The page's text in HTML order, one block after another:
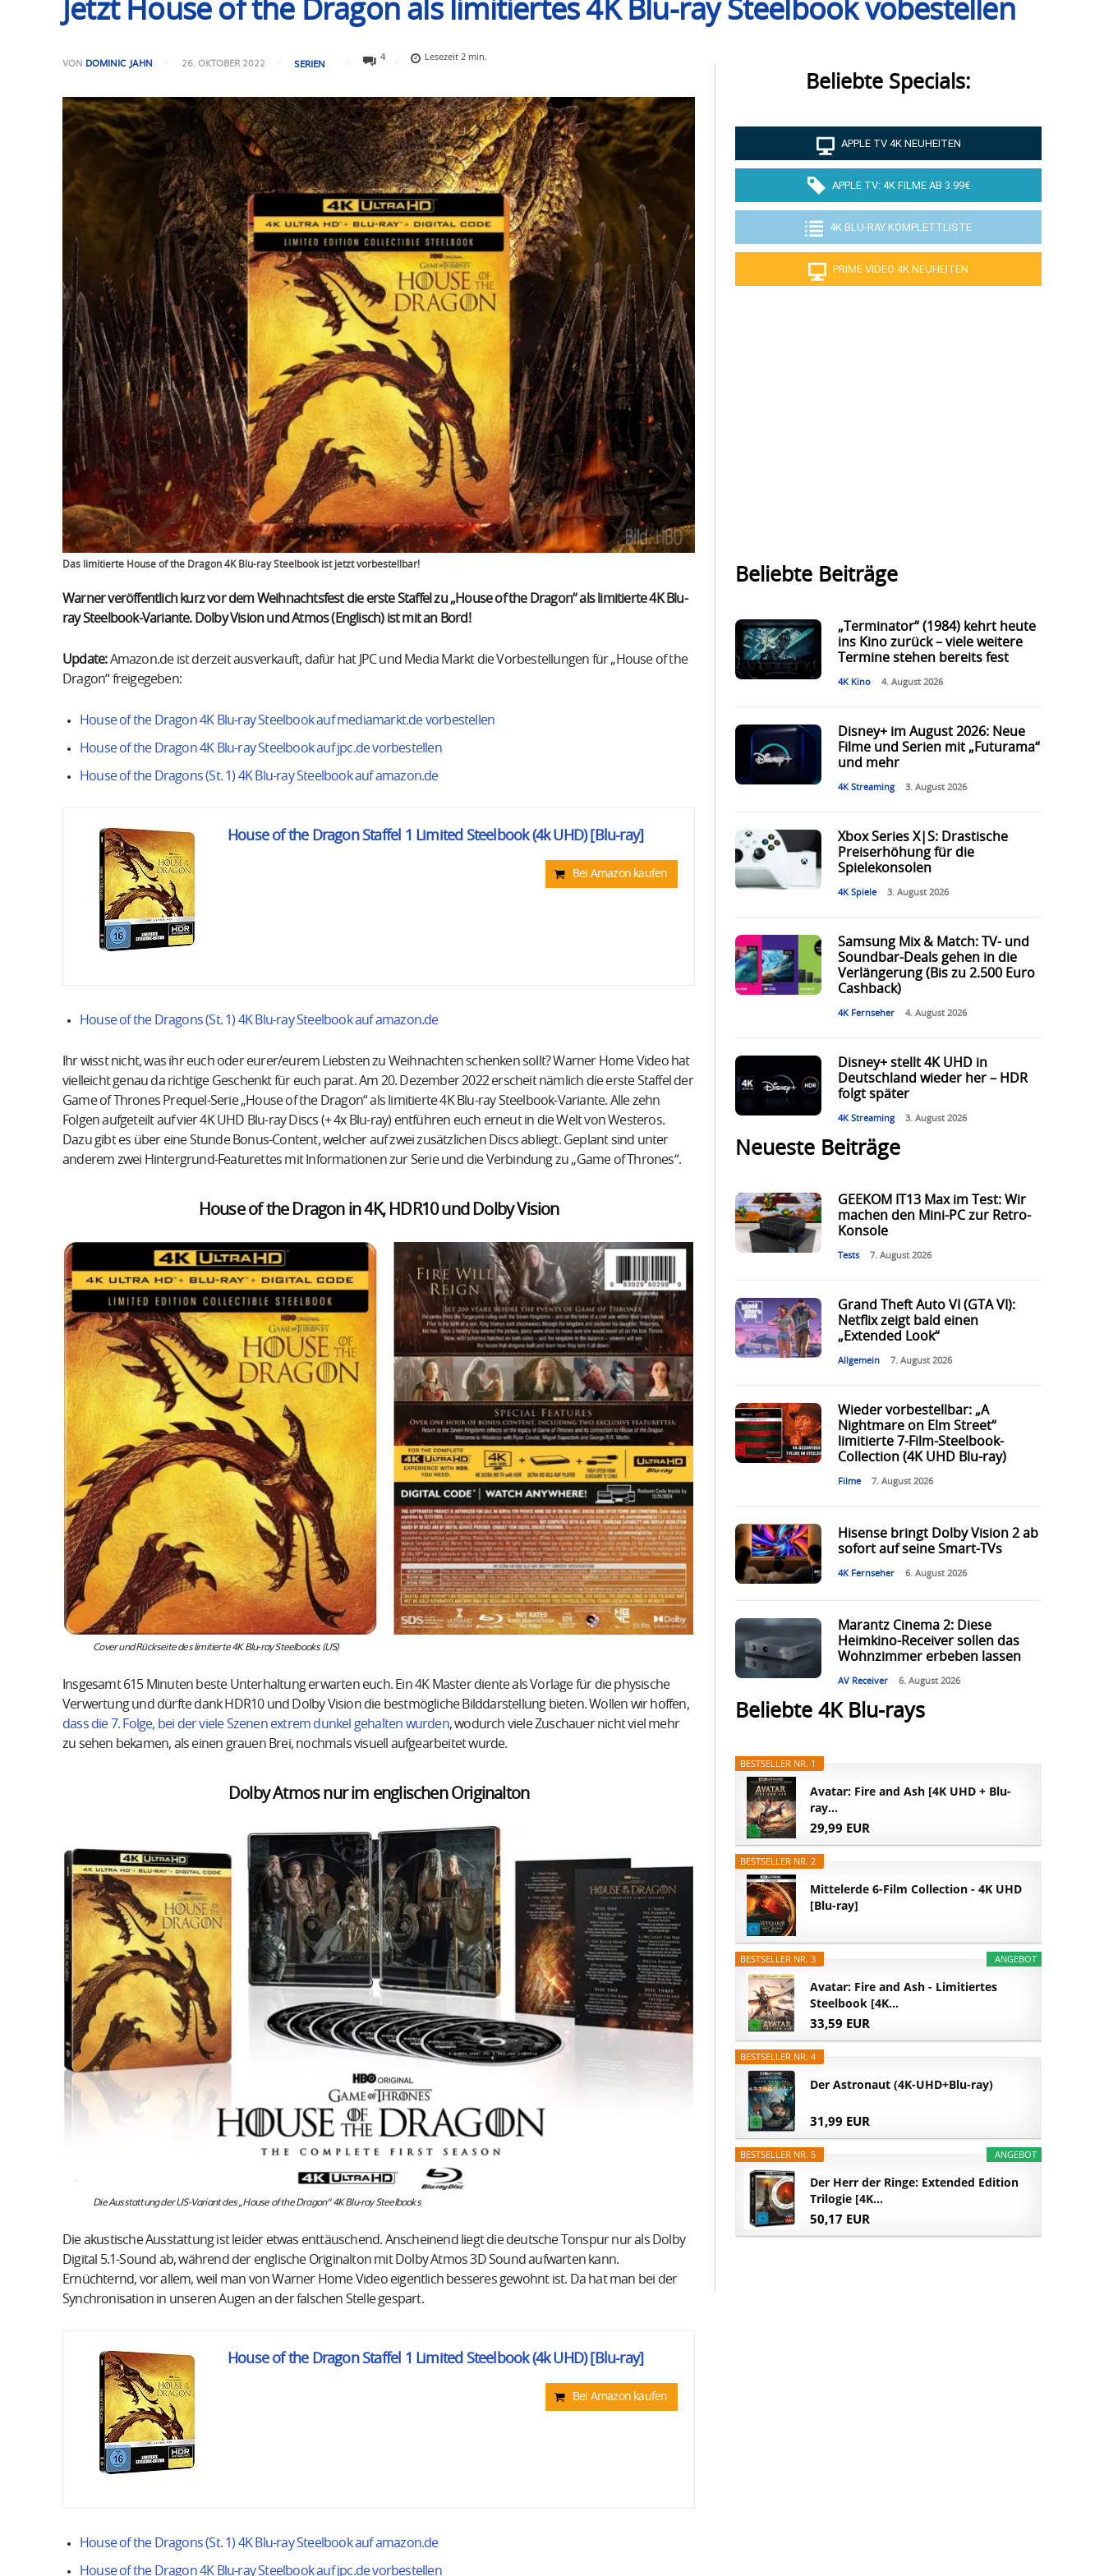
Jetzt House of the Dragon als limitiertes 4K Blu-ray Steelbook vobestellen
VON DOMINIC JAHN 26. OKTOBER 2022 SERIEN
4 Lesezeit2 min.
Das limitierte House of the Dragon 4K Blu-ray Steelbook ist jetzt vorbestellbar!
Warner veröffentlich kurz vor dem Weihnachtsfest die erste Staffel zu „House of the Dragon“ als limitierte 4K Blu-
ray Steelbook-Variante. Dolby Vision und Atmos (Englisch) ist mit an Bord!
Update:Amazon.de ist derzeit ausverkauft, dafür hat JPC und Media Markt die Vorbestellungen für „House of the
Dragon“ freigegeben:
House of the Dragon 4K Blu-ray Steelbook auf mediamarkt.de vorbestellen
House of the Dragon 4K Blu-ray Steelbook auf jpc.de vorbestellen
House of the Dragons (St. 1) 4K Blu-ray Steelbook auf amazon.de
House of the Dragon Staffel 1 Limited Steelbook (4k UHD) [Blu-ray]
Bei Amazon kaufen
House of the Dragons (St. 1) 4K Blu-ray Steelbook auf amazon.de
Ihr wisst nicht, was ihr euch oder eurer/eurem Liebsten zu Weihnachten schenken sollt? Warner Home Video hat
vielleicht genau da richtige Geschenkt für euch parat. Am 20. Dezember 2022 erscheit nämlich die erste Staffel der
Game of Thrones Prequel-Serie „House of the Dragon“ als limitierte 4K Blu-ray Steelbook-Variante. Alle zehn
Folgen aufgeteilt auf vier 4K UHD Blu-ray Discs (+ 4x Blu-ray) entführen euch erneut in die Welt von Westeros.
Dazu gibt es über eine Stunde Bonus-Content, welcher auf zwei zusätzlichen Discs abliegt. Geplant sind unter
anderem zwei Hintergrund-Featurettes mit Informationen zur Serie und die Verbindung zu „Game of Thrones“.
House of the Dragon in 4K, HDR10 und Dolby Vision
Cover und Rückseite des limitierte 4K Blu-ray Steelbooks (US)
Insgesamt 615 Minuten beste Unterhaltung erwarten euch. Ein 4K Master diente als Vorlage für die physische
Verwertung und dürfte dank HDR10 und Dolby Vision die bestmögliche Bilddarstellung bieten. Wollen wir hoffen,
dass die 7. Folge, bei der viele Szenen extrem dunkel gehalten wurden, wodurch viele Zuschauer nicht viel mehr
zu sehen bekamen, als einen grauen Brei, nochmals visuell aufgearbeitet wurde.
Dolby Atmos nur im englischen Originalton
Die Ausstattung der US-Variant des „House of the Dragon“ 4K Blu-ray Steelbooks
Die akustische Ausstattung ist leider etwas enttäuschend. Anscheinend liegt die deutsche Tonspur nur als Dolby
Digital 5.1-Sound ab, während der englische Originalton mit Dolby Atmos 3D Sound aufwarten kann.
Ernüchternd, vor allem, weil man von Warner Home Video eigentlich besseres gewohnt ist. Da hat man bei der
Synchronisation in unseren Augen an der falschen Stelle gespart.
House of the Dragon Staffel 1 Limited Steelbook (4k UHD) [Blu-ray]
Bei Amazon kaufen
House of the Dragons (St. 1) 4K Blu-ray Steelbook auf amazon.de
House of the Dragon 4K Blu-ray Steelbook auf jpc.de vorbestellen
Beliebte Specials:
APPLE TV 4K NEUHEITEN
APPLE TV: 4K FILME AB 3.99€
4K BLU-RAY KOMPLETTLISTE
PRIME VIDEO 4K NEUHEITEN
Beliebte Beiträge
„Terminator“ (1984) kehrt heute
ins Kino zurück – viele weitere
Termine stehen bereits fest
4K Kino 4. August 2026
Disney+ im August 2026: Neue
Filme und Serien mit „Futurama“
und mehr
4K Streaming 3. August 2026
Xbox Series X|S: Drastische
Preiserhöhung für die
Spielekonsolen
4K Spiele 3. August 2026
Samsung Mix & Match: TV- und
Soundbar-Deals gehen in die
Verlängerung (Bis zu 2.500 Euro
Cashback)
4K Fernseher 4. August 2026
Disney+ stellt 4K UHD in
Deutschland wieder her – HDR
folgt später
4K Streaming 3. August 2026
Neueste Beiträge
GEEKOM IT13 Max im Test: Wir
machen den Mini-PC zur Retro-
Konsole
Tests 7. August 2026
Grand Theft Auto VI (GTA VI):
Netflix zeigt bald einen
„Extended Look“
Allgemein 7. August 2026
Wieder vorbestellbar: „A
Nightmare on Elm Street“
limitierte 7-Film-Steelbook-
Collection (4K UHD Blu-ray)
Filme 7. August 2026
Hisense bringt Dolby Vision 2 ab
sofort auf seine Smart-TVs
4K Fernseher 6. August 2026
Marantz Cinema 2: Diese
Heimkino-Receiver sollen das
Wohnzimmer erbeben lassen
AV Receiver 6. August 2026
Beliebte 4K Blu-rays
BESTSELLER NR. 1
Avatar: Fire and Ash [4K UHD + Blu-
ray...
29,99 EUR
BESTSELLER NR. 2
Mittelerde 6-Film Collection - 4K UHD
[Blu-ray]
ANGEBOT
BESTSELLER NR. 3
Avatar: Fire and Ash - Limitiertes
Steelbook [4K...
33,59 EUR
BESTSELLER NR. 4
Der Astronaut (4K-UHD+Blu-ray)
31,99 EUR
ANGEBOT
BESTSELLER NR. 5
Der Herr der Ringe: Extended Edition
Trilogie [4K...
50,17 EUR